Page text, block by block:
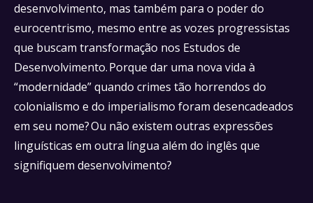
desenvolvimento, mas também para o poder do
eurocentrismo, mesmo entre as vozes progressistas
que buscam transformação nos Estudos de
Desenvolvimento. Porque dar uma nova vida à
“modernidade” quando crimes tão horrendos do
colonialismo e do imperialismo foram desencadeados
em seu nome? Ou não existem outras expressões
linguísticas em outra língua além do inglês que
signifiquem desenvolvimento?